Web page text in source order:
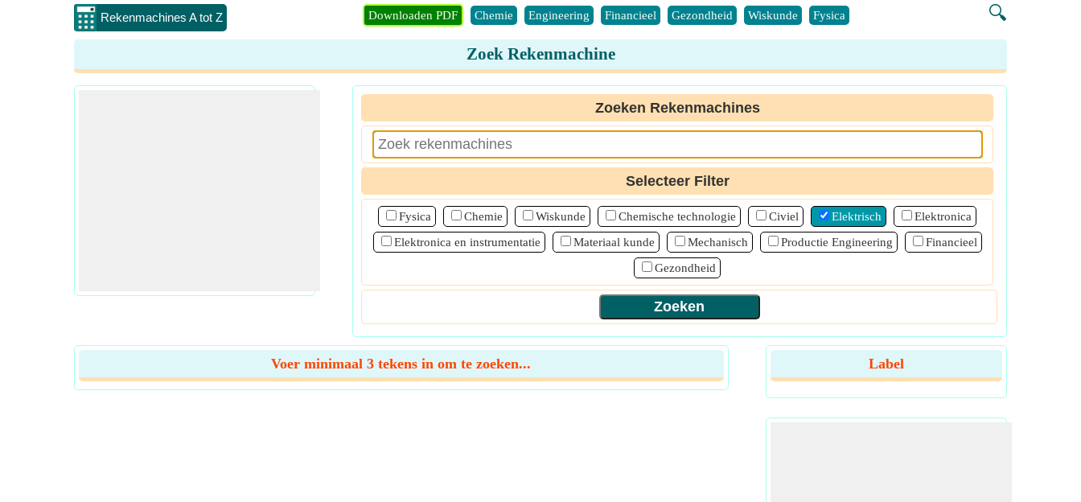
Rekenmachines A tot Z 🔍
Downloaden PDF Chemie Engineering Financieel Gezondheid Wiskunde Fysica
Zoek Rekenmachine
Zoeken Rekenmachines
Selecteer Filter
Fysica Chemie Wiskunde Chemische technologie Civiel Elektrisch
Elektronica
Elektronica en instrumentatie
Materiaal kunde Mechanisch Productie Engineering
Financieel
Gezondheid
Voer minimaal 3 tekens in om te zoeken... Label